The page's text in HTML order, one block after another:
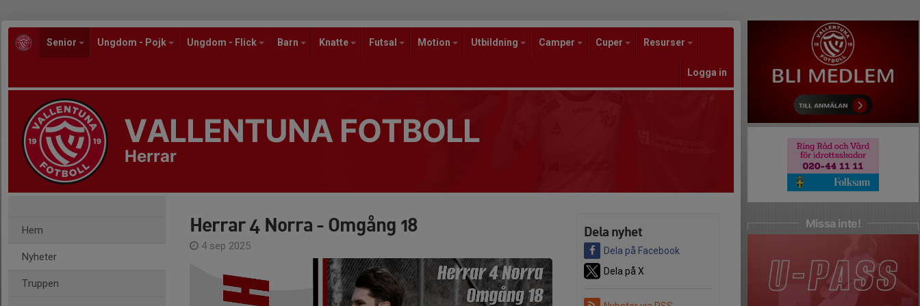
Senior Ungdom - Pojk Ungdom - Flick Barn Knatte Futsal Motion Utbildning Camper Cuper Resurser
Logga in
VALLENTUNA FOTBOLL
Herrar
Hem
Nyheter
Truppen
Dela nyhet
Dela på Facebook
Dela på X
Herrar 4 Norra - Omgång 18
4 sep 2025
Missa inte!